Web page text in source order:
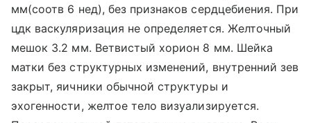
мм(соотв 6 нед), без признаков сердцебиения. При
цдк васкуляризация не определяется. Желточный
мешок 3.2 мм. Ветвистый хорион 8 мм. Шейка
матки без структурных изменений, внутренний зев
закрыт, яичники обычной структуры и
эхогенности, желтое тело визуализируется.